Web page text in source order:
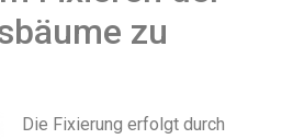
zu
Die Fixierung erfolgt durch